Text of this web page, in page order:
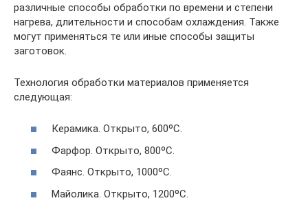
различные способы обработки по времени и степени
нагрева, длительности и способам охлаждения. Также
могут применяться те или иные способы защиты
заготовок.
Технология обработки материалов применяется
следующая:
Керамика. Открыто, 600ºС.
Фарфор. Открыто, 800ºС.
Фаянс. Открыто, 1000ºС.
Майолика. Открыто, 1200ºС.